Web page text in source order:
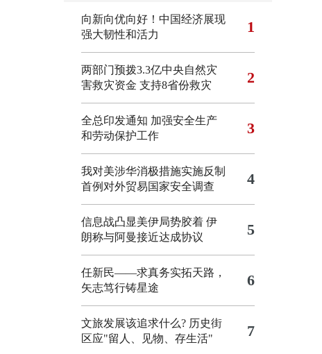
向新向优向好！中国经济展现
强大韧性和活力
1
两部门预拨3.3亿中央自然灾
害救灾资金 支持8省份救灾
2
全总印发通知 加强安全生产
和劳动保护工作
3
我对美涉华消极措施实施反制
首例对外贸易国家安全调查
4
信息战凸显美伊局势胶着 伊
朗称与阿曼接近达成协议
5
任新民——求真务实拓天路，
矢志笃行铸星途
6
文旅发展该追求什么? 历史街
区应"留人、见物、存生活"
7